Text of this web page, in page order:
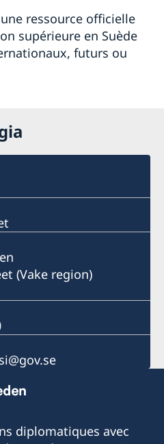
ressource officielle
supérieure en Suède
futurs ou
(Vake region)
diplomatiques avec